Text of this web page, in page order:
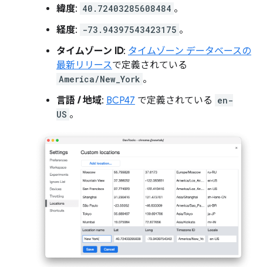
緯度: 40.72403285608484 。
経度: -73.94397543423175 。
タイムゾーン ID: タイムゾーン データベースの
最新リリースで定義されている
America/New_York 。
言語 / 地域: BCP47 で定義されている en-
US 。